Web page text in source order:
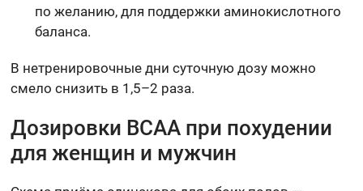
по желанию, для поддержки аминокислотного
баланса.
В нетренировочные дни суточную дозу можно
смело снизить в 1,5–2 раза.
Дозировки BCAA при похудении
для женщин и мужчин